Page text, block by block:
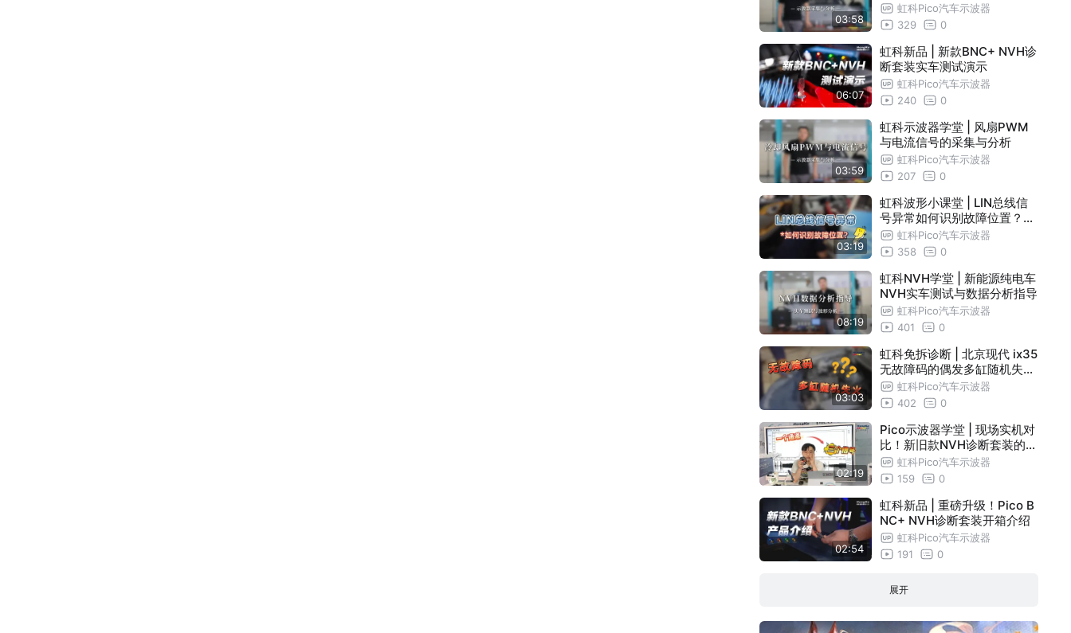
03:58
虹科Pico汽车示波器
329
0
06:07
虹科新品 | 新款BNC+ NVH诊
断套装实车测试演示
虹科Pico汽车示波器
240
0
03:59
虹科示波器学堂 | 风扇PWM
与电流信号的采集与分析
虹科Pico汽车示波器
207
0
03:19
虹科波形小课堂 | LIN总线信
号异常如何识别故障位置？一
个实战案例，带你了解诊断思
路！
虹科Pico汽车示波器
358
0
08:19
虹科NVH学堂 | 新能源纯电车
NVH实车测试与数据分析指导
虹科Pico汽车示波器
401
0
03:03
虹科免拆诊断 | 北京现代 ix35
无故障码的偶发多缸随机失火
，原因竟然是....
虹科Pico汽车示波器
402
0
02:19
Pico示波器学堂 | 现场实机对
比！新旧款NVH诊断套装的差
异！虹科Pico汽车示波器
159
0
02:54
虹科新品 | 重磅升级！Pico B
NC+ NVH诊断套装开箱介绍
虹科Pico汽车示波器
191
0
展开